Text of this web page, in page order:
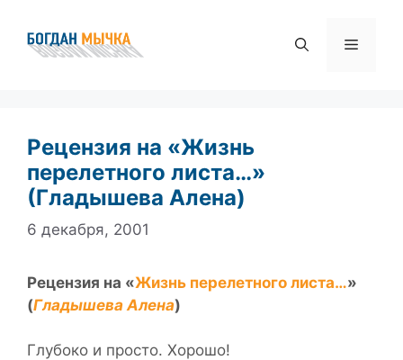
содержимому
Меню
Рецензия на «Жизнь
перелетного листа…»
(Гладышева Алена)
6 декабря, 2001
Рецензия на «Жизнь перелетного листа…»
(Гладышева Алена)
Глубоко и просто. Хорошо!